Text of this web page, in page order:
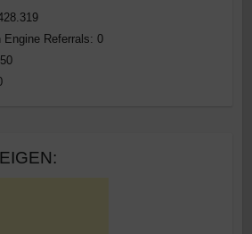
Referrals: 0